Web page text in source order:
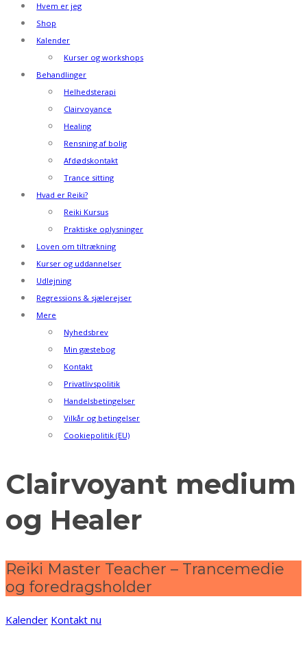
Hvem er jeg
Shop
Kalender
Kurser og workshops
Behandlinger
Helhedsterapi
Clairvoyance
Healing
Rensning af bolig
Afdødskontakt
Trance sitting
Hvad er Reiki?
Reiki Kursus
Praktiske oplysninger
Loven om tiltrækning
Kurser og uddannelser
Udlejning
Regressions & sjælerejser
Mere
Nyhedsbrev
Min gæstebog
Kontakt
Privatlivspolitik
Handelsbetingelser
Vilkår og betingelser
Cookiepolitik (EU)
Clairvoyant medium
og Healer
Reiki Master Teacher – Trancemedie
og foredragsholder
Kalender Kontakt nu